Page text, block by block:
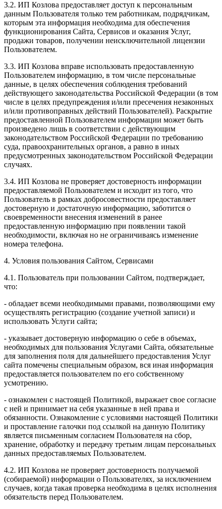
3.2. ИП Козлова предоставляет доступ к персональным
данным Пользователя только тем работникам, подрядчикам,
которым эта информация необходима для обеспечения
функционирования Сайта, Сервисов и оказания Услуг,
продажи товаров, получении неисключительной лицензии
Пользователем.
3.3. ИП Козлова вправе использовать предоставленную
Пользователем информацию, в том числе персональные
данные, в целях обеспечения соблюдения требований
действующего законодательства Российской Федерации (в том
числе в целях предупреждения и/или пресечения незаконных
и/или противоправных действий Пользователей). Раскрытие
предоставленной Пользователем информации может быть
произведено лишь в соответствии с действующим
законодательством Российской Федерации по требованию
суда, правоохранительных органов, а равно в иных
предусмотренных законодательством Российской Федерации
случаях.
3.4. ИП Козлова не проверяет достоверность информации
предоставляемой Пользователем и исходит из того, что
Пользователь в рамках добросовестности предоставляет
достоверную и достаточную информацию, заботится о
своевременности внесения изменений в ранее
предоставленную информацию при появлении такой
необходимости, включая но не ограничиваясь изменение
номера телефона.
4. Условия пользования Сайтом, Сервисами
4.1. Пользователь при пользовании Сайтом, подтверждает,
что:
- обладает всеми необходимыми правами, позволяющими ему
осуществлять регистрацию (создание учетной записи) и
использовать Услуги сайта;
- указывает достоверную информацию о себе в объемах,
необходимых для пользования Услугами Сайта, обязательные
для заполнения поля для дальнейшего предоставления Услуг
сайта помечены специальным образом, вся иная информация
предоставляется пользователем по его собственному
усмотрению.
- ознакомлен с настоящей Политикой, выражает свое согласие
с ней и принимает на себя указанные в ней права и
обязанности. Ознакомление с условиями настоящей Политики
и проставление галочки под ссылкой на данную Политику
является письменным согласием Пользователя на сбор,
хранение, обработку и передачу третьим лицам персональных
данных предоставляемых Пользователем.
4.2. ИП Козлова не проверяет достоверность получаемой
(собираемой) информации о Пользователях, за исключением
случаев, когда такая проверка необходима в целях исполнения
обязательств перед Пользователем.